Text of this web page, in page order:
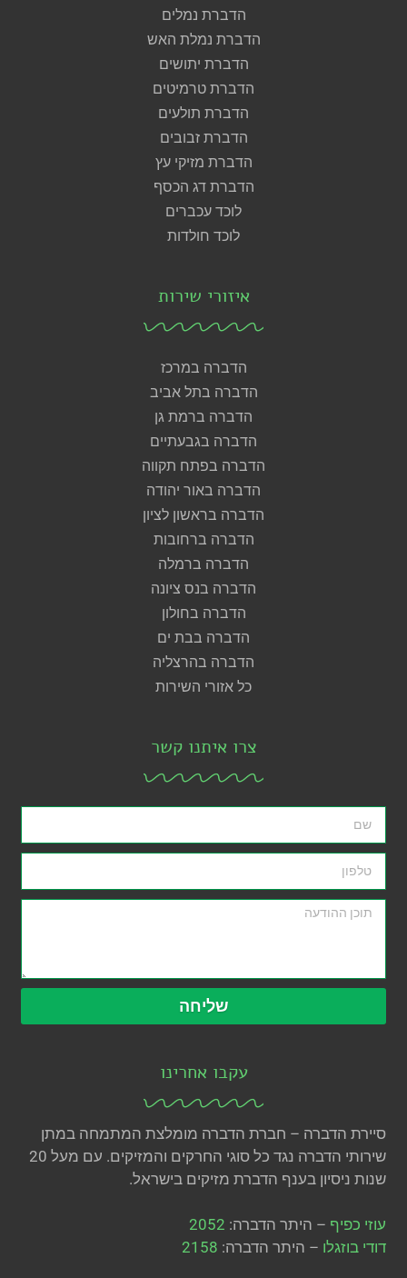
הדברת נמלים
הדברת נמלת האש
הדברת יתושים
הדברת טרמיטים
הדברת תולעים
הדברת זבובים
הדברת מזיקי עץ
הדברת דג הכסף
לוכד עכברים
לוכד חולדות
איזורי שירות
הדברה במרכז
הדברה בתל אביב
הדברה ברמת גן
הדברה בגבעתיים
הדברה בפתח תקווה
הדברה באור יהודה
הדברה בראשון לציון
הדברה ברחובות
הדברה ברמלה
הדברה בנס ציונה
הדברה בחולון
הדברה בבת ים
הדברה בהרצליה
כל אזורי השירות
צרו איתנו קשר
שליחה
עקבו אחרינו
סיירת הדברה – חברת הדברה מומלצת המתמחה במתן
שירותי הדברה נגד כל סוגי החרקים והמזיקים. עם מעל 20
שנות ניסיון בענף הדברת מזיקים בישראל.
עוזי כפיף – היתר הדברה: 2052
דודי בוזגלו – היתר הדברה: 2158